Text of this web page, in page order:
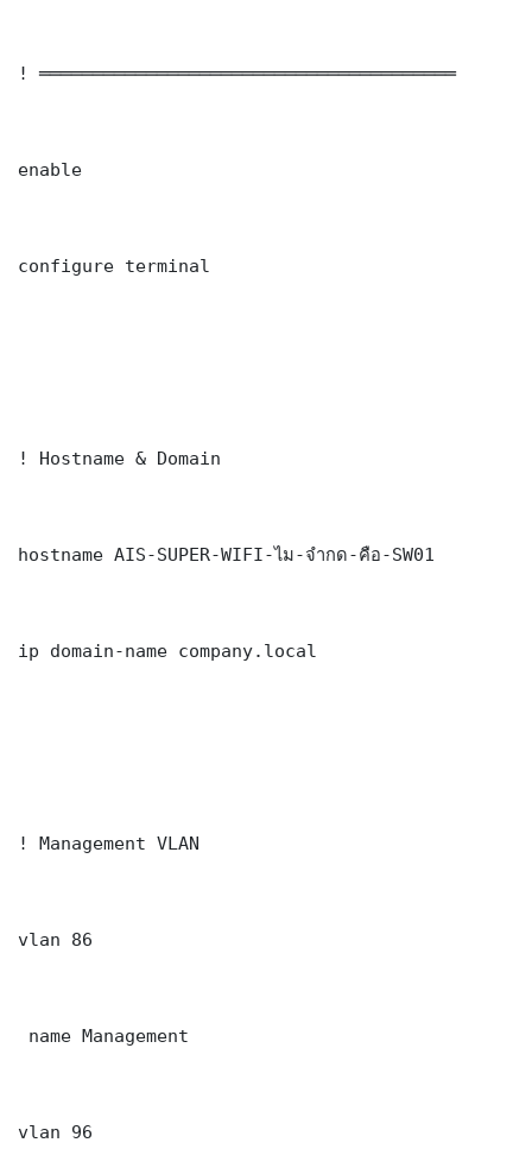
! ═══════════════════════════════════════
enable
configure terminal
! Hostname & Domain
hostname AIS-SUPER-WIFI-ไม-จำกด-คือ-SW01
ip domain-name company.local
! Management VLAN
vlan 86
name Management
vlan 96